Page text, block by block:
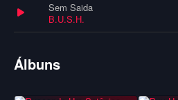
Sem Saida
B.U.S.H.
Álbuns